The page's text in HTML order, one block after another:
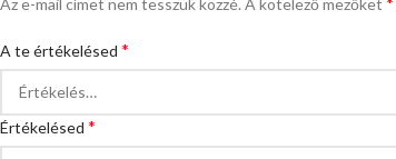
Az e-mail címet nem tesszük közzé. A kötelező mezőket
A te értékelésed *
Értékelésed *